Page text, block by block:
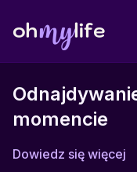
momencie
Dowiedz się więcej